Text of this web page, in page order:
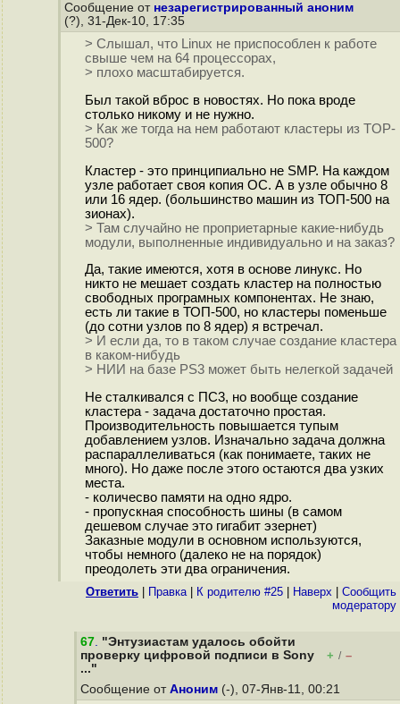
Сообщение от незарегистрированный аноним
(?), 31-Дек-10, 17:35
> Слышал, что Linux не приспособлен к работе
свыше чем на 64 процессорах,
> плохо масштабируется.
Был такой вброс в новостях. Но пока вроде
столько никому и не нужно.
> Как же тогда на нем работают кластеры из TOP-
500?
Кластер - это принципиально не SMP. На каждом
узле работает своя копия ОС. А в узле обычно 8
или 16 ядер. (большинство машин из ТОП-500 на
зионах).
> Там случайно не проприетарные какие-нибудь
модули, выполненные индивидуально и на заказ?
Да, такие имеются, хотя в основе линукс. Но
никто не мешает создать кластер на полностью
свободных програмных компонентах. Не знаю,
есть ли такие в ТОП-500, но кластеры поменьше
(до сотни узлов по 8 ядер) я встречал.
> И если да, то в таком случае создание кластера
в каком-нибудь
> НИИ на базе PS3 может быть нелегкой задачей
Не сталкивался с ПС3, но вообще создание
кластера - задача достаточно простая.
Производительность повышается тупым
добавлением узлов. Изначально задача должна
распараллеливаться (как понимаете, таких не
много). Но даже после этого остаются два узких
места.
- количесво памяти на одно ядро.
- пропускная способность шины (в самом
дешевом случае это гигабит эзернет)
Заказные модули в основном используются,
чтобы немного (далеко не на порядок)
преодолеть эти два ограничения.
Ответить Правка| К родителю #25 Наверх
Cообщить
модератору
67. "Энтузиастам удалось обойти
проверку цифровой подписи в Sony
..."
+ / –
Сообщение от Аноним (-), 07-Янв-11, 00:21